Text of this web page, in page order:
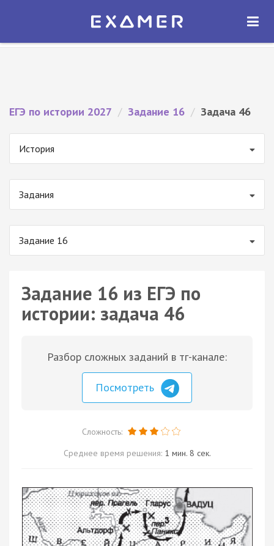
Экзамер — ЕГЭ 2027
ОТКРЫТЬ
ЕГЭ по истории 2027 / Задание 16 / Задача 46
История
Задания
Задание 16
Задание 16 из ЕГЭ по
истории: задача 46
Разбор сложных заданий в тг-канале:
Посмотреть
Сложность:
Среднее время решения: 1 мин. 8 сек.